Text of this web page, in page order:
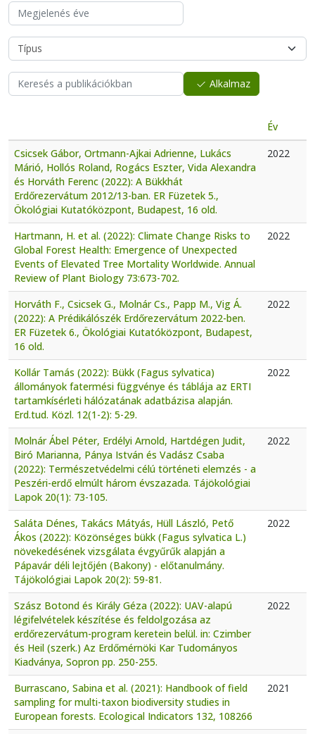
Alkalmaz
Év
Csicsek Gábor, Ortmann-Ajkai Adrienne, Lukács
Márió, Hollós Roland, Rogács Eszter, Vida Alexandra
és Horváth Ferenc (2022): A Bükkhát
Erdőrezervátum 2012/13-ban. ER Füzetek 5.,
Ökológiai Kutatóközpont, Budapest, 16 old.
2022
Hartmann, H. et al. (2022): Climate Change Risks to
Global Forest Health: Emergence of Unexpected
Events of Elevated Tree Mortality Worldwide. Annual
Review of Plant Biology 73:673-702.
2022
Horváth F., Csicsek G., Molnár Cs., Papp M., Vig Á.
(2022): A Prédikálószék Erdőrezervátum 2022-ben.
ER Füzetek 6., Ökológiai Kutatóközpont, Budapest,
16 old.
2022
Kollár Tamás (2022): Bükk (Fagus sylvatica)
állományok fatermési függvénye és táblája az ERTI
tartamkísérleti hálózatának adatbázisa alapján.
Erd.tud. Közl. 12(1-2): 5-29.
2022
Molnár Ábel Péter, Erdélyi Arnold, Hartdégen Judit,
Biró Marianna, Pánya István és Vadász Csaba
(2022): Természetvédelmi célú történeti elemzés - a
Peszéri-erdő elmúlt három évszazada. Tájökológiai
Lapok 20(1): 73-105.
2022
Saláta Dénes, Takács Mátyás, Hüll László, Pető
Ákos (2022): Közönséges bükk (Fagus sylvatica L.)
növekedésének vizsgálata évgyűrűk alapján a
Pápavár déli lejtőjén (Bakony) - előtanulmány.
Tájökológiai Lapok 20(2): 59-81.
2022
Szász Botond és Király Géza (2022): UAV-alapú
légifelvételek készítése és feldolgozása az
erdőrezervátum-program keretein belül. in: Czimber
és Heil (szerk.) Az Erdőmérnöki Kar Tudományos
Kiadványa, Sopron pp. 250-255.
2022
Burrascano, Sabina et al. (2021): Handbook of field
sampling for multi-taxon biodiversity studies in
European forests. Ecological Indicators 132, 108266
2021